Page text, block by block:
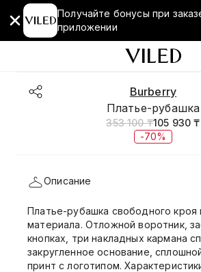
Получайте бонусы при
приложении
Burberry
Платье-рубашка
353 100 ₸105 930 ₸
-70%
Описание
Платье-рубашка свободного кроя
материала. Отложной воротник,
кнопках, три накладных кармана
закругленное основание,
принт с логотипом.